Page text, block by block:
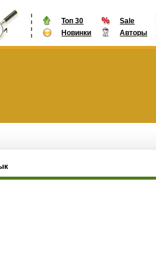
Топ 30
Sale
Новинки
Авторы